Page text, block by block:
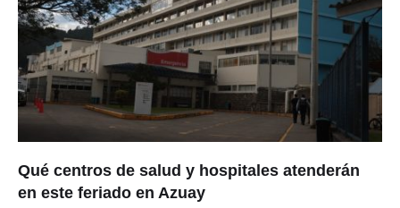
Qué centros de salud y hospitales atenderán
en este feriado en Azuay